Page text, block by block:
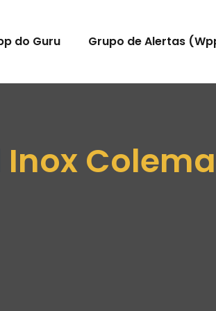
do Guru Grupo de Alertas